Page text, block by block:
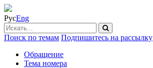
РусEng
Поиск по темам Подпишитесь на рассылку
Обращение
Тема номера